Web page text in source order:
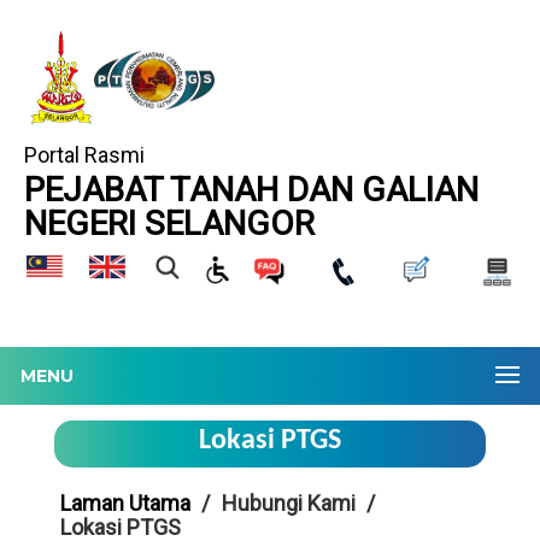
Portal Rasmi
PEJABAT TANAH DAN GALIAN
NEGERI SELANGOR
MENU
Lokasi PTGS
Laman Utama
Hubungi Kami
Lokasi PTGS